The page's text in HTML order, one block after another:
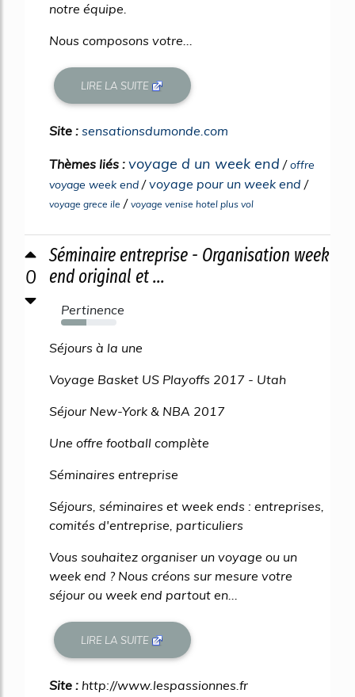
notre équipe.
Nous composons votre...
LIRE LA SUITE
Site : sensationsdumonde.com
Thèmes liés : voyage d un week end /offre
voyage week end /voyage pour un week end /
voyage grece ile / voyage venise hotel plus vol
0
Séminaire entreprise - Organisation week
end original et ...
Pertinence
46%
Séjours à la une
Voyage Basket US Playoffs 2017 - Utah
Séjour New-York & NBA 2017
Une offre football complète
Séminaires entreprise
Séjours, séminaires et week ends : entreprises,
comités d'entreprise, particuliers
Vous souhaitez organiser un voyage ou un
week end ? Nous créons sur mesure votre
séjour ou week end partout en...
LIRE LA SUITE
Site : http://www.lespassionnes.fr